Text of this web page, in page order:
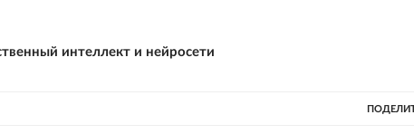
интеллект и нейросети